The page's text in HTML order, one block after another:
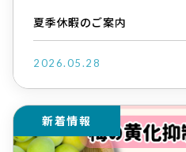
夏季休暇のご案内
2026.05.28
新着情報